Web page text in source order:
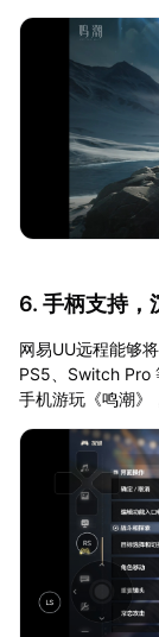
6. 手柄支持，
网易UU远程能够
PS5、Switch Pro
手机游玩《鸣潮》